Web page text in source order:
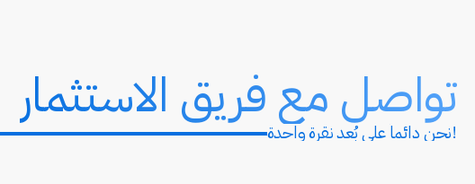
تواصل مع فريق الاستثمار
نحن دائماً على بُعد نقرة واحدة!